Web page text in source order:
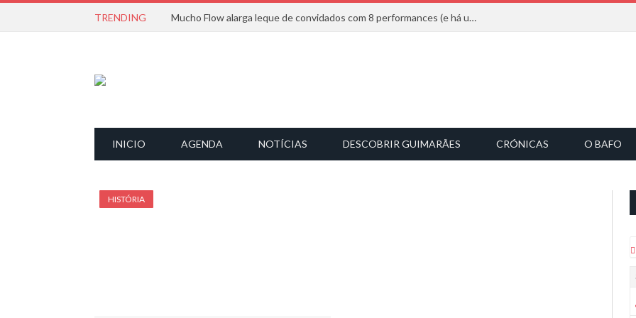
TRENDING Mucho Flow alarga leque de convidados com 8 performances (e há uma saída)
INICIO AGENDA NOTÍCIAS DESCOBRIR GUIMARÃES CRÓNICAS O BAFO
HISTÓRIA